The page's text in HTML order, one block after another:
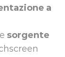
a
sorgente